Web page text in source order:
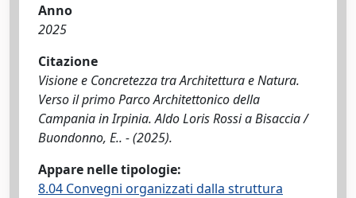
Anno
2025
Citazione
Visione e Concretezza tra Architettura e Natura.
Verso il primo Parco Architettonico della
Campania in Irpinia. Aldo Loris Rossi a Bisaccia /
Buondonno, E.. - (2025).
Appare nelle tipologie:
8.04 Convegni organizzati dalla struttura